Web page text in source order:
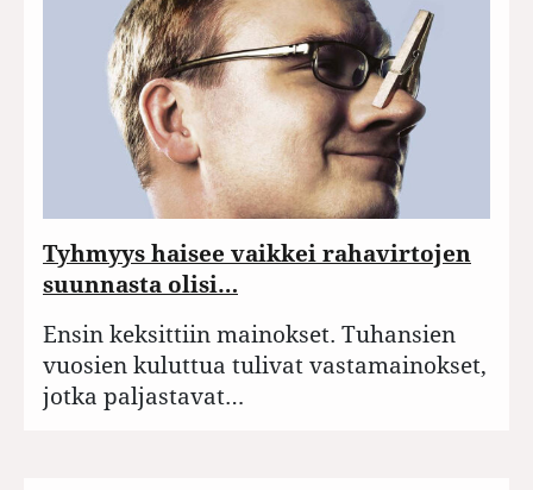
Tyhmyys haisee vaikkei rahavirtojen
suunnasta olisi…
Ensin keksittiin mainokset. Tuhansien
vuosien kuluttua tulivat vastamainokset,
jotka paljastavat…